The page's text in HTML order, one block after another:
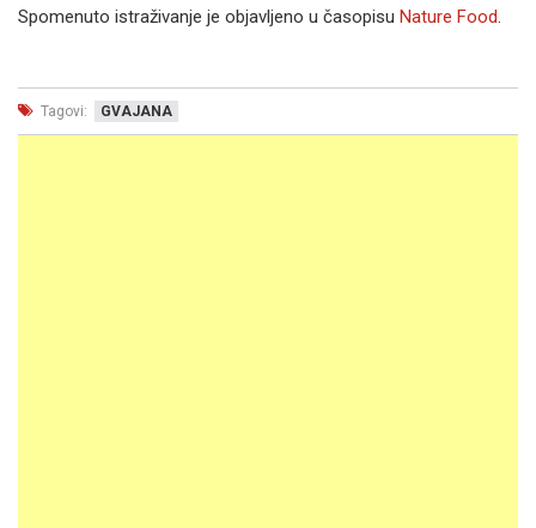
Spomenuto istraživanje je objavljeno u časopisu Nature Food.
Tagovi: GVAJANA